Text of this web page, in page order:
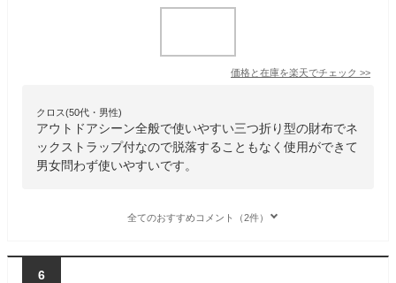
価格と在庫を楽天でチェック >>
クロス(50代・男性)
アウトドアシーン全般で使いやすい三つ折り型の財布でネ
ックストラップ付なので脱落することもなく使用ができて
男女問わず使いやすいです。
全てのおすすめコメント（2件）
6